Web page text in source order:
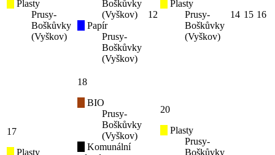
Plasty
Prusy-
Boškůvky
(Vyškov)
Boškůvky
(Vyškov)
Papír
Prusy-
Boškůvky
(Vyškov)
12
Plasty
Prusy-
Boškůvky
(Vyškov)
14 15 16
17
Plasty
18
BIO
Prusy-
Boškůvky
(Vyškov)
Komunální
20
Plasty
Prusy-
Boškůvky